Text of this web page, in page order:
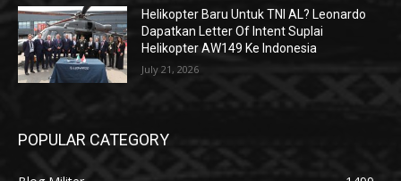
Helikopter Baru Untuk TNI AL? Leonardo
Dapatkan Letter Of Intent Suplai
Helikopter AW149 Ke Indonesia
July 21, 2026
POPULAR CATEGORY